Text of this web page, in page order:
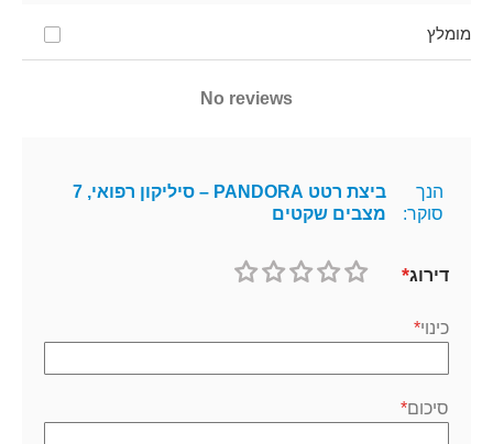
מומלץ
No reviews
הנך
סוקר:
ביצת רטט PANDORA – סיליקון רפואי, 7
מצבים שקטים
דירוג
כינוי
סיכום